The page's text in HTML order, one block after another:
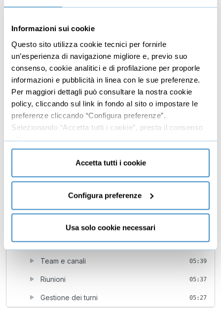
Informazioni sui cookie
Questo sito utilizza cookie tecnici per fornirle
un’esperienza di navigazione migliore e, previo suo
consenso, cookie analitici e di profilazione per proporle
informazioni e pubblicità in linea con le sue preferenze.
Per maggiori dettagli può consultare la nostra cookie
policy, cliccando sul link in fondo al sito o impostare le
preferenze cliccando “Configura preferenze”.
Selezionando “Accetta tutti i cookie”, presta il consenso
all’uso di tutti i tipi di cookie mentre può revocare il
consenso cliccando su “Usa solo cookie necessari” e
saranno attivati i soli cookie tecnici necessari al corretto
funzionamento del sito.
Accetta tutti i cookie
Configura preferenze
Usa solo cookie necessari
Introduzione a Sharepoint
Creazione sito del team
Conoscere gli oggetti del sito
Lavorare con le pagine 08:43
Elenchi e regole di automazione 09:29
Filtri e visualizzazioni 06:15
Raccolta documenti e avvisi
Modifica in esclusiva
Teams, Word, Excel e Power Point
Word, Excel e Power Point: caratteristiche
07:54
Interfaccia di Teams
Chat, chiamate e condivisione contenuti 06:34
Team e canali 05:39
Riunioni 05:37
Gestione dei turni 05:27